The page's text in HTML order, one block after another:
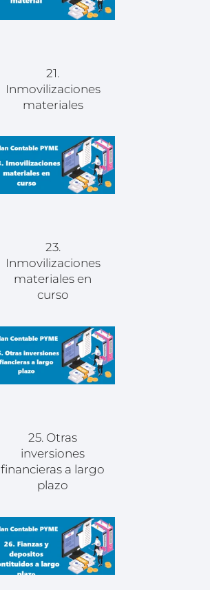
21.
Inmovilizaciones
materiales
23.
Inmovilizaciones
materiales en
curso
25. Otras
inversiones
financieras a largo
plazo